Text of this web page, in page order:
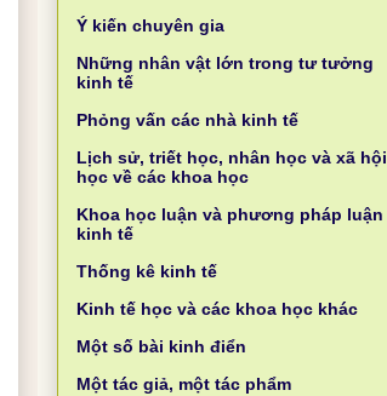
Ý kiến chuyên gia
Những nhân vật lớn trong tư tưởng
kinh tế
Phỏng vấn các nhà kinh tế
Lịch sử, triết học, nhân học và xã hội
học về các khoa học
Khoa học luận và phương pháp luận
kinh tế
Thống kê kinh tế
Kinh tế học và các khoa học khác
Một số bài kinh điển
Một tác giả, một tác phẩm